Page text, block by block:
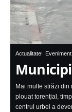
Actualitate Eveniment
Mai multe străzi
plouat torenţial,
centrul urbei a